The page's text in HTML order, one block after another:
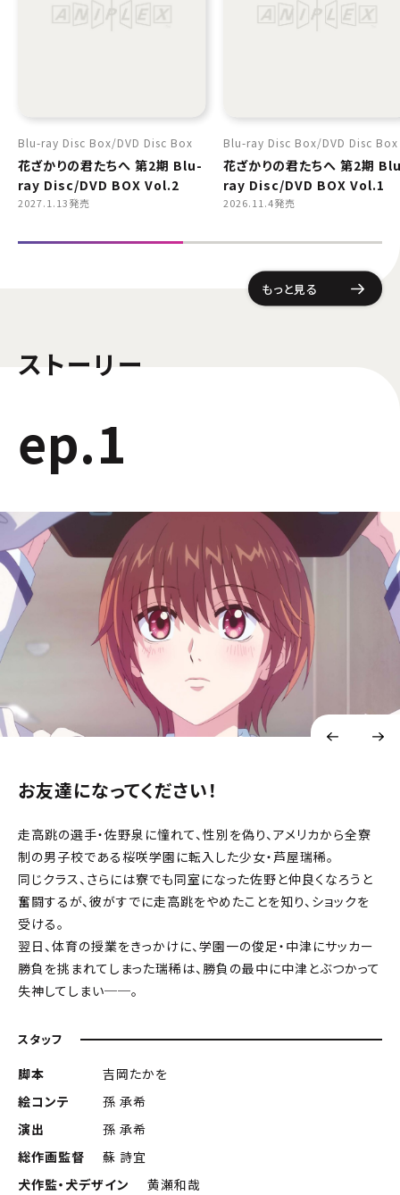
Blu-ray Disc Box DVD Disc Box
花ざかりの君たちへ 第2期 Blu-
ray Disc/DVD BOX Vol.2
2027.1.13発売
Blu-ray Disc Box DVD Disc Box
花ざかりの君たちへ 第2期
ray Disc/DVD BOX Vol.1
2026.11.4発売
もっと見る
ストーリー
ep.1
お友達になってください！
走高跳の選手・佐野泉に憧れて、性別を偽り、アメリカから全寮
制の男子校である桜咲学園に転入した少女・芦屋瑞稀。
同じクラス、さらには寮でも同室になった佐野と仲良くなろうと
奮闘するが、彼がすでに走高跳をやめたことを知り、ショックを
受ける。
翌日、体育の授業をきっかけに、学園一の俊足・中津にサッカー
勝負を挑まれてしまった瑞稀は、勝負の最中に中津とぶつかって
失神してしまい──。
スタッフ
脚本
吉岡たかを
絵コンテ
孫 承希
演出
孫 承希
総作画監督
蘇 詩宜
犬作監・犬デザイン
黄瀬和哉